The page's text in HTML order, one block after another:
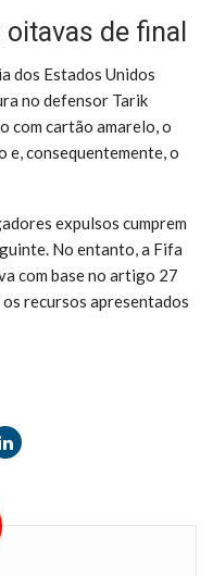
de final
dos Estados Unidos
no defensor Tarik
com cartão amarelo, o
e, consequentemente, o
expulsos cumprem
No entanto, a Fifa
com base no artigo 27
recursos apresentados